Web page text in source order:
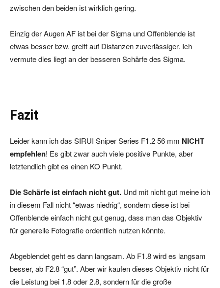
zwischen den beiden ist wirklich gering.
Einzig der Augen AF ist bei der Sigma und Offenblende ist
etwas besser bzw. greift auf Distanzen zuverlässiger. Ich
vermute dies liegt an der besseren Schärfe des Sigma.
Fazit
Leider kann ich das SIRUI Sniper Series F1.2 56 mm NICHT
empfehlen! Es gibt zwar auch viele positive Punkte, aber
letztendlich gibt es einen KO Punkt.
Die Schärfe ist einfach nicht gut. Und mit nicht gut meine ich
in diesem Fall nicht “etwas niedrig“, sondern diese ist bei
Offenblende einfach nicht gut genug, dass man das Objektiv
für generelle Fotografie ordentlich nutzen könnte.
Abgeblendet geht es dann langsam. Ab F1.8 wird es langsam
besser, ab F2.8 “gut”. Aber wir kaufen dieses Objektiv nicht für
die Leistung bei 1.8 oder 2.8, sondern für die große